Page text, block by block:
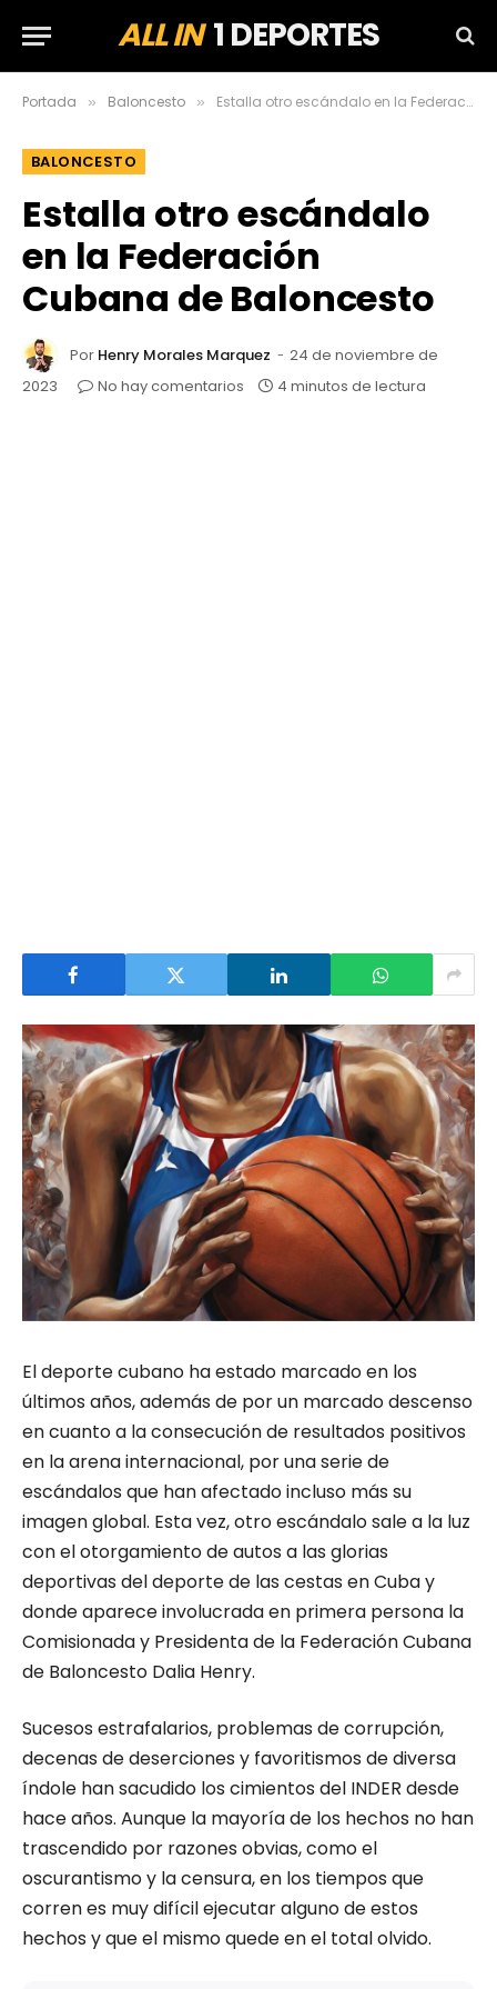
ALL IN1 DEPORTES
Portada » Baloncesto » Estalla otro escándalo en la Federación Cubana de Baloncesto
BALONCESTO
Estalla otro escándalo
en la Federación
Cubana de Baloncesto
Por Henry Morales Marquez
24 de noviembre de
2023
No hay comentarios 4 minutos de lectura
El deporte cubano ha estado marcado en los
últimos años, además de por un marcado descenso
en cuanto a la consecución de resultados positivos
en la arena internacional, por una serie de
escándalos que han afectado incluso más su
imagen global. Esta vez, otro escándalo sale a la luz
con el otorgamiento de autos a las glorias
deportivas del deporte de las cestas en Cuba y
donde aparece involucrada en primera persona la
Comisionada y Presidenta de la Federación Cubana
de Baloncesto Dalia Henry.
Sucesos estrafalarios, problemas de corrupción,
decenas de deserciones y favoritismos de diversa
índole han sacudido los cimientos del INDER desde
hace años. Aunque la mayoría de los hechos no han
trascendido por razones obvias, como el
oscurantismo y la censura, en los tiempos que
corren es muy difícil ejecutar alguno de estos
hechos y que el mismo quede en el total olvido.